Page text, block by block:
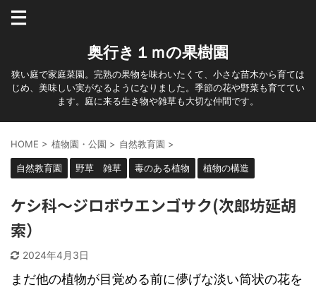
奥行き１ｍの果樹園
狭い庭で家庭菜園。完熟の果物を味わいたくて、小さな苗木から育ては
じめ、美味しい実がなるようになりました。季節の花や野菜も育ててい
ます。庭に来る生き物や雑草も大切な仲間です。
HOME > 植物園・公園 > 自然教育園 >
自然教育園 野草 雑草 毒のある植物 植物の構造
ケシ科～ジロボウエンゴサク(次郎坊延胡
索）
2024年4月3日
まだ他の植物が目覚める前に儚げな淡い筒状の花を